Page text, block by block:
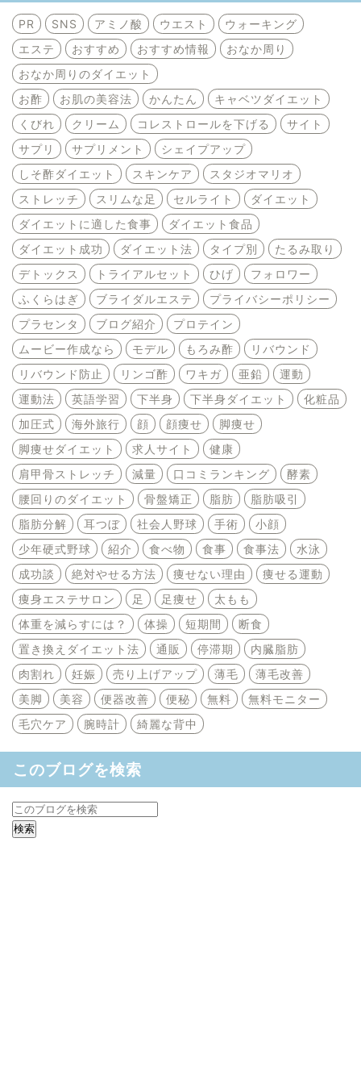
PR SNS アミノ酸 ウエスト
ウォーキング
エステ
おすすめ おすすめ情報
おなか周り
おなか周りのダイエット
お酢
お肌の美容法 かんたん
キャベツダイエット
くびれ
クリーム コレストロールを下げる
サイト
サプリ
サプリメント
シェイプアップ
しそ酢ダイエット
スキンケア
スタジオマリオ
ストレッチ
スリムな足 セルライト
ダイエット
ダイエットに適した食事
ダイエット食品
ダイエット成功
ダイエット法 タイプ別
たるみ取り
デトックス
トライアルセット ひげ
フォロワー
ふくらはぎ
ブライダルエステ
プライバシーポリシー
プラセンタ
ブログ紹介
プロテイン
ムービー作成なら
モデル もろみ酢
リバウンド
リバウンド防止
リンゴ酢 ワキガ 亜鉛
運動
運動法
英語学習 下半身 下半身ダイエット
化粧品
加圧式
海外旅行 顔 顔痩せ
脚痩せ
脚痩せダイエット
求人サイト
健康
肩甲骨ストレッチ
減量 口コミランキング
酵素
腰回りのダイエット
骨盤矯正 脂肪
脂肪吸引
脂肪分解
耳つぼ 社会人野球 手術
小顔
少年硬式野球
紹介 食べ物 食事 食事法
水泳
成功談
絶対やせる方法 痩せない理由
痩せる運動
痩身エステサロン
足 足痩せ
太もも
体重を減らすには？
体操 短期間
断食
置き換えダイエット法
通販 停滞期
内臓脂肪
肉割れ
妊娠 売り上げアップ 薄毛
薄毛改善
美脚
美容 便器改善 便秘 無料
無料モニター
毛穴ケア
腕時計 綺麗な背中
このブログを検索